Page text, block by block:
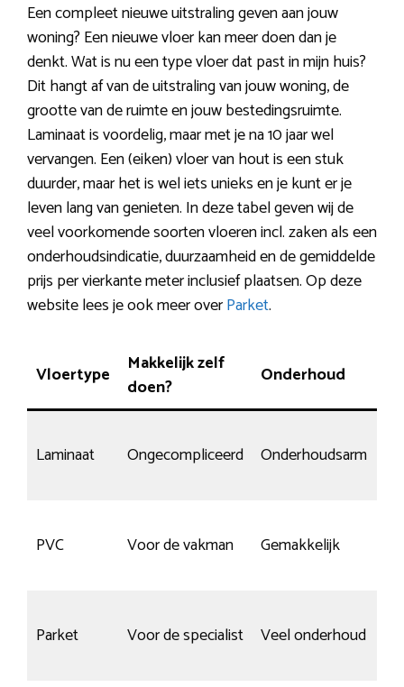
Een compleet nieuwe uitstraling geven aan jouw
woning? Een nieuwe vloer kan meer doen dan je
denkt. Wat is nu een type vloer dat past in mijn huis?
Dit hangt af van de uitstraling van jouw woning, de
grootte van de ruimte en jouw bestedingsruimte.
Laminaat is voordelig, maar met je na 10 jaar wel
vervangen. Een (eiken) vloer van hout is een stuk
duurder, maar het is wel iets unieks en je kunt er je
leven lang van genieten. In deze tabel geven wij de
veel voorkomende soorten vloeren incl. zaken als een
onderhoudsindicatie, duurzaamheid en de gemiddelde
prijs per vierkante meter inclusief plaatsen. Op deze
website lees je ook meer overParket.
Vloertype
Makkelijk zelf
doen?
Onderhoud
Laminaat Ongecompliceerd Onderhoudsarm
PVC Voor de vakman Gemakkelijk
Parket Voor de specialist Veel onderhoud